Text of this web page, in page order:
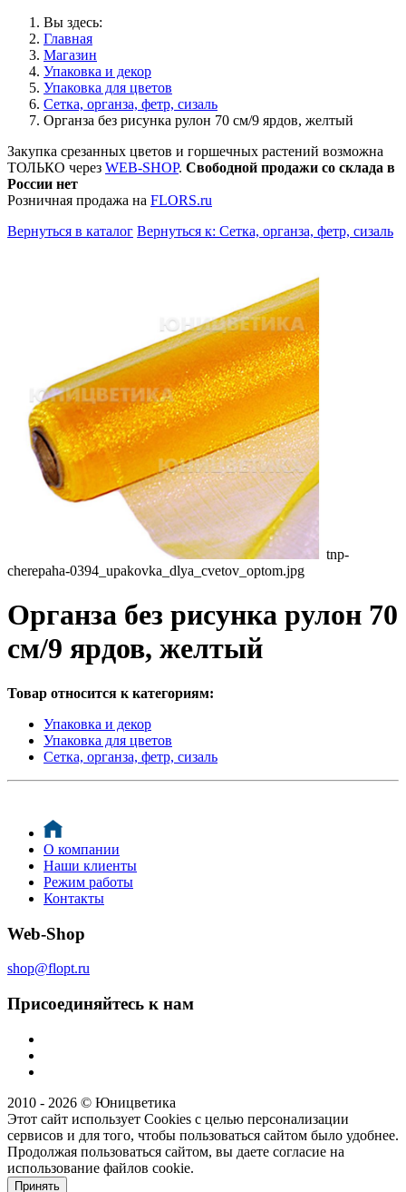
Вы здесь:
Главная
Магазин
Упаковка и декор
Упаковка для цветов
Сетка, органза, фетр, сизаль
Органза без рисунка рулон 70 см/9 ярдов, желтый
Закупка срезанных цветов и горшечных растений возможна
ТОЛЬКО через WEB-SHOP. Свободной продажи со склада в
России нет
Розничная продажа на FLORS.ru
Вернуться в каталог Вернуться к: Сетка, органза, фетр, сизаль
tnp-
cherepaha-0394_upakovka_dlya_cvetov_optom.jpg
Органза без рисунка рулон 70
см/9 ярдов, желтый
Товар относится к категориям:
Упаковка и декор
Упаковка для цветов
Сетка, органза, фетр, сизаль
О компании
Наши клиенты
Режим работы
Контакты
Web-Shop
shop@flopt.ru
Присоединяйтесь к нам
2010 - 2026 © Юницветика
Этот сайт использует Cookies с целью персонализации
сервисов и для того, чтобы пользоваться сайтом было удобнее.
Продолжая пользоваться сайтом, вы даете согласие на
использование файлов cookie.
Принять